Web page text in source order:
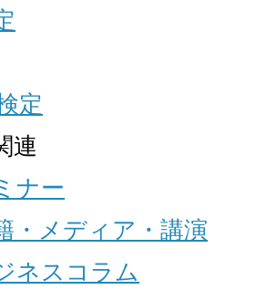
定
連
ナー
・メディア・講演
ネスコラム